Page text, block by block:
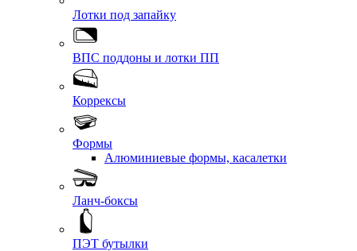
Лотки под запайку
ВПС поддоны и лотки ПП
Коррексы
Формы
Алюминиевые формы, касалетки
Ланч-боксы
ПЭТ бутылки